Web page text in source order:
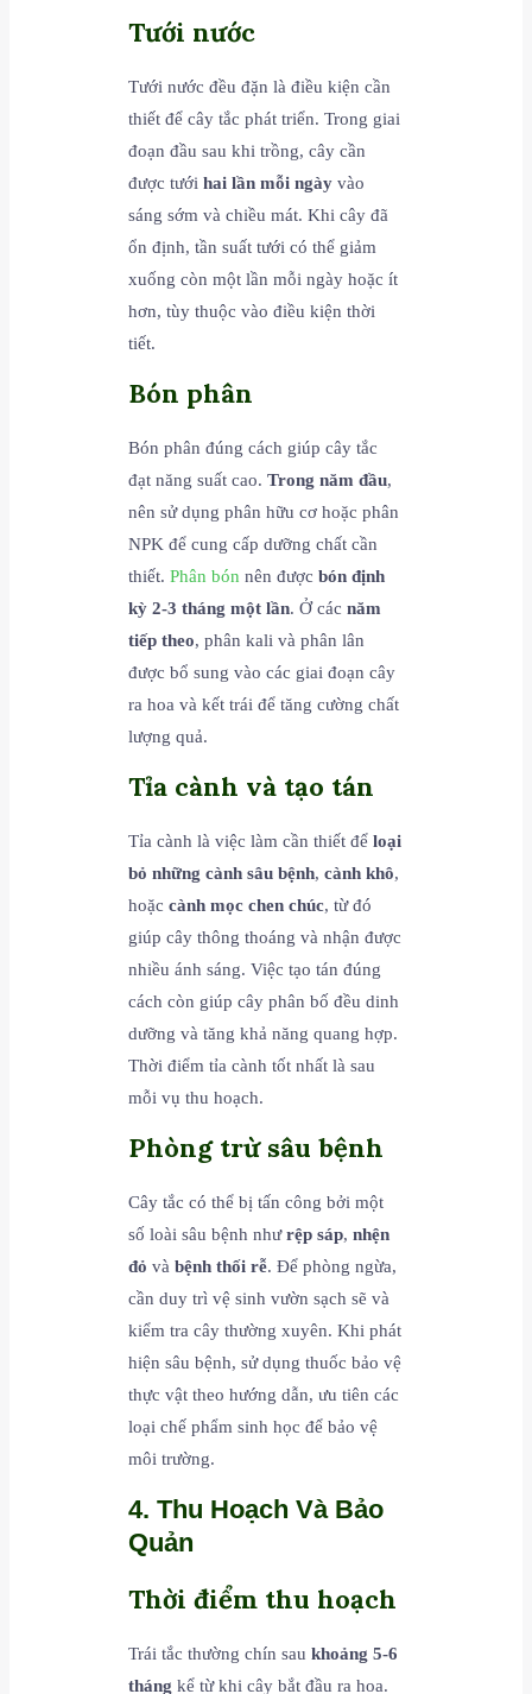
Tưới nước
Tưới nước đều đặn là điều kiện cần
thiết để cây tắc phát triển. Trong giai
đoạn đầu sau khi trồng, cây cần
được tướihai lần mỗi ngày vào
sáng sớm và chiều mát. Khi cây đã
ổn định, tần suất tưới có thể giảm
xuống còn một lần mỗi ngày hoặc ít
hơn, tùy thuộc vào điều kiện thời
tiết.
Bón phân
Bón phân đúng cách giúp cây tắc
đạt năng suất cao.Trong năm đầu,
nên sử dụng phân hữu cơ hoặc phân
NPK để cung cấp dưỡng chất cần
thiết.Phân bón nên đượcbón định
kỳ 2-3 tháng một lần. Ở cácnăm
tiếp theo, phân kali và phân lân
được bổ sung vào các giai đoạn cây
ra hoa và kết trái để tăng cường chất
lượng quả.
Tỉa cành và tạo tán
Tỉa cành là việc làm cần thiết đểloại
bỏ những cành sâu bệnh,cành khô,
hoặccành mọc chen chúc, từ đó
giúp cây thông thoáng và nhận được
nhiều ánh sáng. Việc tạo tán đúng
cách còn giúp cây phân bố đều dinh
dưỡng và tăng khả năng quang hợp.
Thời điểm tỉa cành tốt nhất là sau
mỗi vụ thu hoạch.
Phòng trừ sâu bệnh
Cây tắc có thể bị tấn công bởi một
số loài sâu bệnh nhưrệp sáp,nhện
đỏ vàbệnh thối rễ. Để phòng ngừa,
cần duy trì vệ sinh vườn sạch sẽ và
kiểm tra cây thường xuyên. Khi phát
hiện sâu bệnh, sử dụng thuốc bảo vệ
thực vật theo hướng dẫn, ưu tiên các
loại chế phẩm sinh học để bảo vệ
môi trường.
4. Thu Hoạch Và Bảo
Quản
Thời điểm thu hoạch
Trái tắc thường chín saukhoảng 5-6
tháng kể từ khi cây bắt đầu ra hoa.